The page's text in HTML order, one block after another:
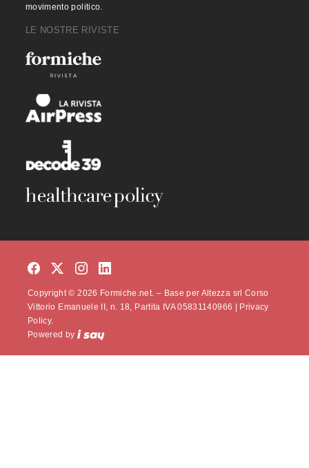
movimento politico.
LE NOSTRE RIVISTE
Copyright © 2026 Formiche.net. – Base per Altezza srl Corso
Vittorio Emanuele II, n. 18, Partita IVA 05831140966 | Privacy
Policy.
Powered by